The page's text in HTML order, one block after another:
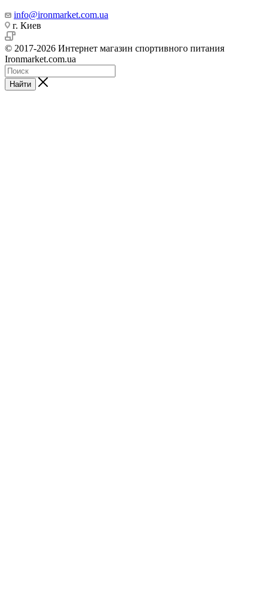
info@ironmarket.com.ua
г. Киев
© 2017-2026 Интернет магазин спортивного питания
Ironmarket.com.ua
Найти